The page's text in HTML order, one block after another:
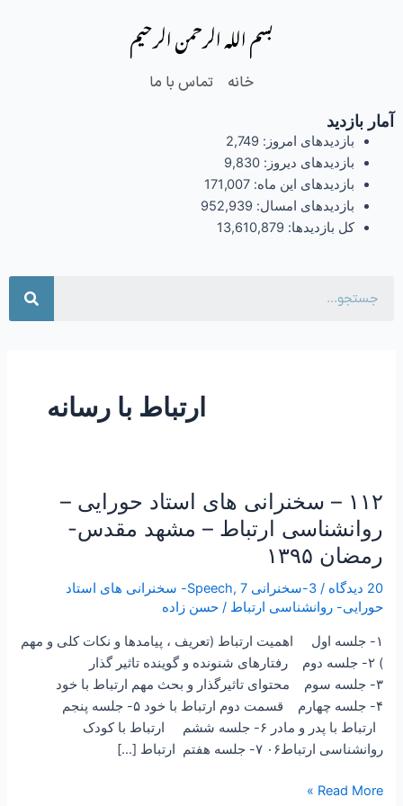
بسم الله الرحمن الرحیم
خانه تماس با ما
آمار بازدید
بازدیدهای امروز: 2,749
بازدیدهای دیروز: 9,830
بازدیدهای این ماه: 171,007
بازدیدهای امسال: 952,939
کل بازدیدها: 13,610,879
ارتباط با رسانه
۱۱۲ – سخنرانی های استاد حورایی –
روانشناسی ارتباط – مشهد مقدس-
رمضان ۱۳۹۵
20 دیدگاه /3-سخنرانی Speech ,
7- سخنرانی های استاد
حورایی- روانشناسی ارتباط /حسن زاده
۱- جلسه اول اهمیت ارتباط (تعریف ، پیامدها و نکات کلی و مهم
) ۲- جلسه دوم رفتارهای شنونده و گوینده تاثیر گذار
۳- جلسه سوم محتوای تاثیرگذار و بحث مهم ارتباط با خود
۴- جلسه چهارم قسمت دوم ارتباط با خود ۵- جلسه پنجم
ارتباط با پدر و مادر ۶- جلسه ششم ارتباط با کودک
روانشناسی ارتباط۰۶ ۷- جلسه هفتم ارتباط […]
۱۱۲
سخنرانی
های
استاد
حورایی
روانشناسی
ارتباط
–
مشهد
مقدس-
رمضان
Read More »